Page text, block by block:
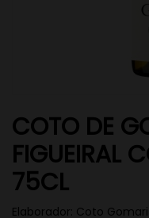
COTO DE
FIGUEIRAL
75CL
Elaborador: Coto